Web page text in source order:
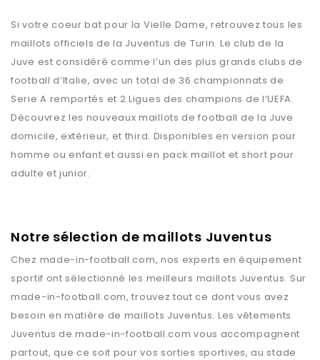
Si votre coeur bat pour la Vielle Dame, retrouvez tous les
maillots officiels de la Juventus de Turin. Le club de la
Juve est considéré comme l’un des plus grands clubs de
football d’Italie, avec un total de 36 championnats de
Serie A remportés et 2 Ligues des champions de l’UEFA.
Découvrez les nouveaux maillots de football de la Juve
domicile, extérieur, et third. Disponibles en version pour
homme ou enfant et aussi en pack maillot et short pour
adulte et junior.
Notre sélection de maillots Juventus
Chez made-in-football.com, nos experts en équipement
sportif ont sélectionné les meilleurs maillots Juventus. Sur
made-in-football.com, trouvez tout ce dont vous avez
besoin en matière de maillots Juventus. Les vêtements
Juventus demade-in-football.com vous accompagnent
partout, que ce soit pour vos sorties sportives, au stade